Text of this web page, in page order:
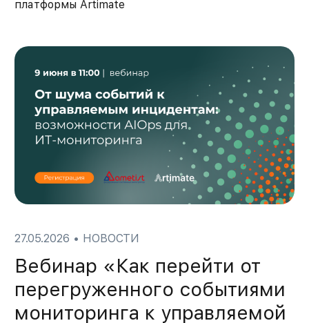
платформы Artimate
27.05.2026 • НОВОСТИ
Вебинар «Как перейти от
перегруженного событиями
мониторинга к управляемой